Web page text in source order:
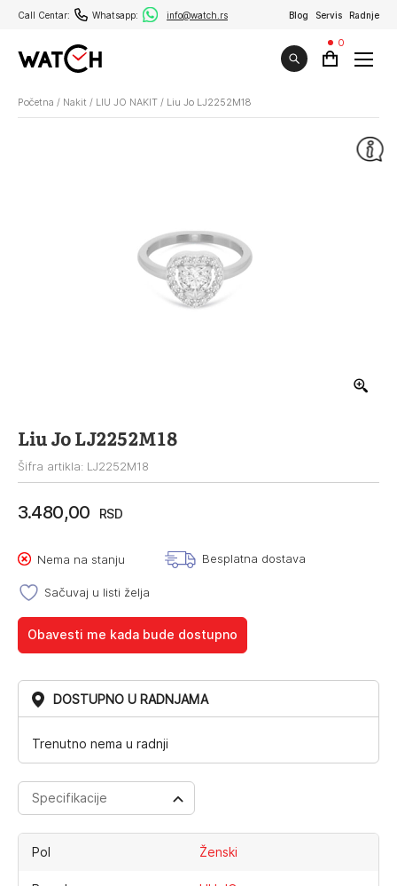
Call Centar: Whatsapp: info@watch.rs Blog Servis Radnje
0
Početna / Nakit / LIU JO NAKIT / Liu Jo LJ2252M18
Liu Jo LJ2252M18
Šifra artikla: LJ2252M18
3.480,00 RSD
Nema na stanju Besplatna dostava
Sačuvaj u listi želja
Obavesti me kada bude dostupno
DOSTUPNO U RADNJAMA
Trenutno nema u radnji
Specifikacije
Pol Ženski